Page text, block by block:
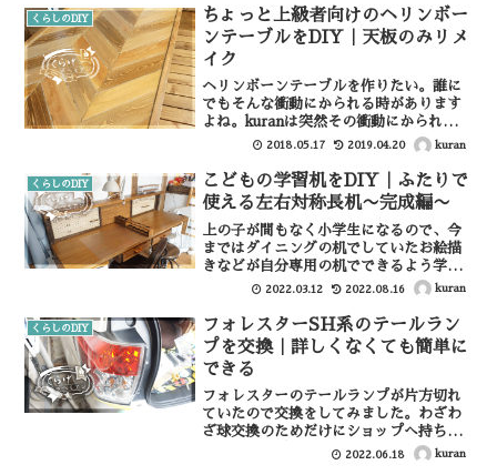
がとても使いやすく切れ味もいいのでオ
ススメです。キョーセラの...
くらしのDIY
ちょっと上級者向けのヘリンボー
ンテーブルをDIY｜天板のみリメ
イク
ヘリンボーンテーブルを作りたい。誰に
でもそんな衝動にかられる時があります
よね。kuranは突然その衝動にかられて、
気づいた時にはホームセンターの木材コ
ボーンテーブルの記事になるんですが、
そもそも「ヘリンボ...
2018.05.17 2019.04.20 kuran
くらしのDIY
こどもの学習机をDIY｜ふたりで
使える左右対称長机〜完成編〜
上の子が間もなく小学生になるので、今
まではダイニングの机でしていたお絵描
きなどが自分専用の机でできるよう学習
机をDIYしてみました。将来2人で使える
かな備品の製作ー完成編を記事にしてい
きたいと思います。関...
2022.03.12 2022.08.16 kuran
くらしのDIY
フォレスターSH系のテールラン
プを交換｜詳しくなくても簡単に
できる
フォレスターのテールランプが片方切れ
ていたので交換をしてみました。わざわ
ざ球交換のためだけにショップへ持ち込
んむのはわずらわしいので、自分ででき
2022.06.18 kuran